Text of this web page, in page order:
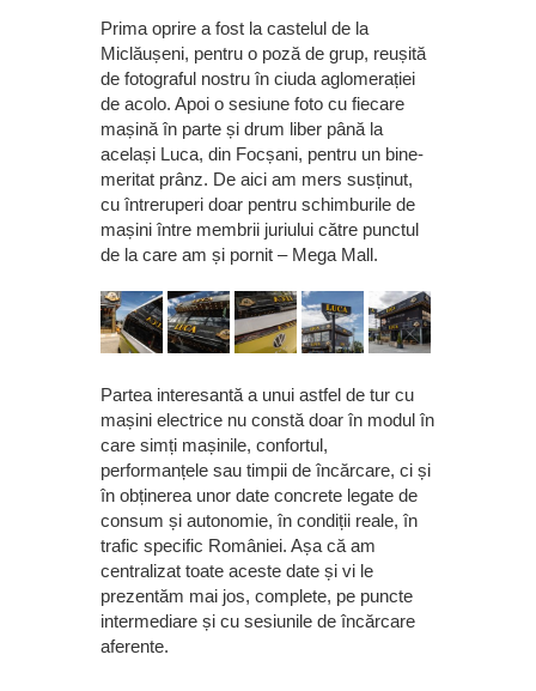
Prima oprire a fost la castelul de la
Miclăușeni, pentru o poză de grup, reușită
de fotograful nostru în ciuda aglomerației
de acolo. Apoi o sesiune foto cu fiecare
mașină în parte și drum liber până la
același Luca, din Focșani, pentru un bine-
meritat prânz. De aici am mers susținut,
cu întreruperi doar pentru schimburile de
mașini între membrii juriului către punctul
de la care am și pornit – Mega Mall.
Partea interesantă a unui astfel de tur cu
mașini electrice nu constă doar în modul în
care simți mașinile, confortul,
performanțele sau timpii de încărcare, ci și
în obținerea unor date concrete legate de
consum și autonomie, în condiții reale, în
trafic specific României. Așa că am
centralizat toate aceste date și vi le
prezentăm mai jos, complete, pe puncte
intermediare și cu sesiunile de încărcare
aferente.